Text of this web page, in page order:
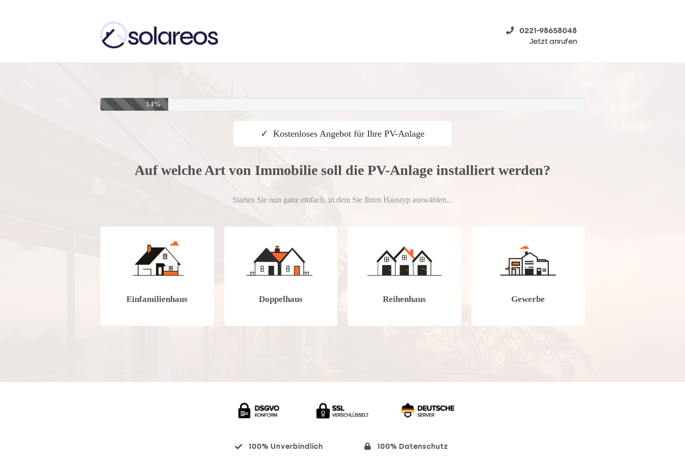
0221-98658048
Jetzt anrufen
14%
✓ Kostenloses Angebot für Ihre PV-Anlage
Auf welche Art von Immobilie soll die PV-Anlage installiert werden?
Starten Sie nun ganz einfach, in dem Sie Ihren Haustyp auswählen...
Einfamilienhaus Doppelhaus Reihenhaus Gewerbe
100% Unverbindlich 100% Datenschutz